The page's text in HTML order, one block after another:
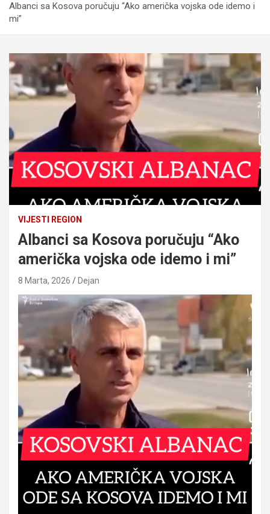
Albanci sa Kosova poručuju “Ako američka vojska ode idemo i
mi”
VIJESTI REGION
Albanci sa Kosova poručuju “Ako
američka vojska ode idemo i mi”
8 Marta, 2026 Dejan